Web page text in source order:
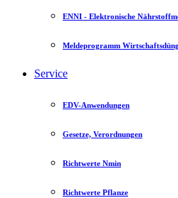
ENNI - Elektronische
Meldeprogramm
Service
EDV-Anwendungen
Gesetze, Verordnungen
Richtwerte Nmin
Richtwerte Pflanze